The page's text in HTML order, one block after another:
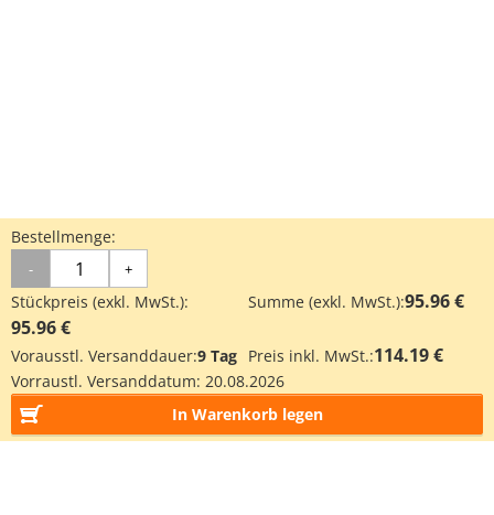
Bestellmenge:
- +
Stückpreis (exkl. MwSt.):
95.96 €
Summe (exkl. MwSt.):95.96 €
Vorausstl. Versanddauer:9 Tag Preis inkl. MwSt.:114.19 €
Vorraustl. Versanddatum: 20.08.2026
In Warenkorb legen